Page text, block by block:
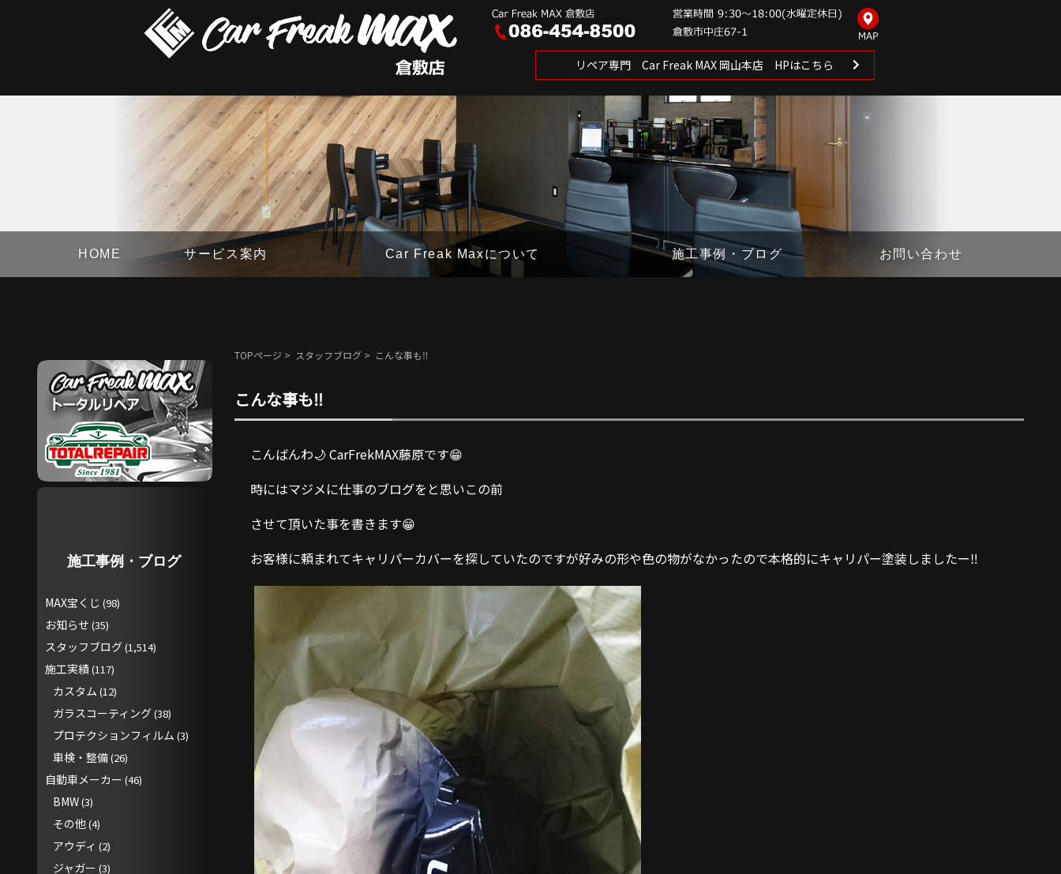
リペア専門 Car Freak MAX 岡山本店 HPはこちら
HOME サービス案内 Car Freak Maxについて 施工事例・ブログ お問い合わせ
TOPページ > スタッフブログ > こんな事も‼︎
こんな事も‼︎
こんばんわ🌙 CarFrekMAX藤原です😁
時にはマジメに仕事のブログをと思いこの前
させて頂いた事を書きます😁
お客様に頼まれてキャリパーカバーを探していたのですが好みの形や色の物がなかったので本格的にキャリパー塗装しましたー‼️
施工事例・ブログ
MAX宝くじ (98)
お知らせ (35)
スタッフブログ(1,514)
施工実績(117)
カスタム (12)
ガラスコーティング(38)
プロテクションフィルム (3)
車検・整備(26)
自動車メーカー (46)
BMW(3)
その他(4)
アウディ (2)
ジャガー (3)